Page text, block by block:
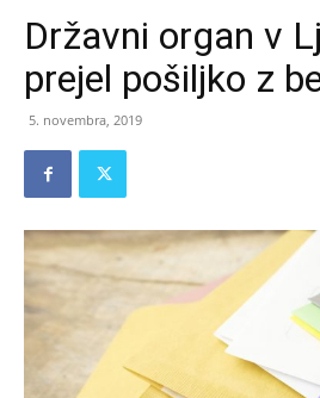
Državni organ v
prejel pošiljko z
5. novembra, 2019